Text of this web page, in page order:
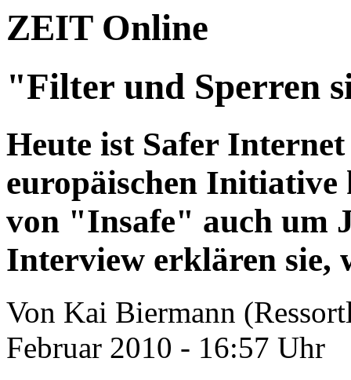
ZEIT Online
"Filter und Sperren
Heute ist Safer
europäischen
von "Insafe" auch um
Interview erklären sie,
Von Kai Biermann
Februar 2010 - 16:57 Uhr